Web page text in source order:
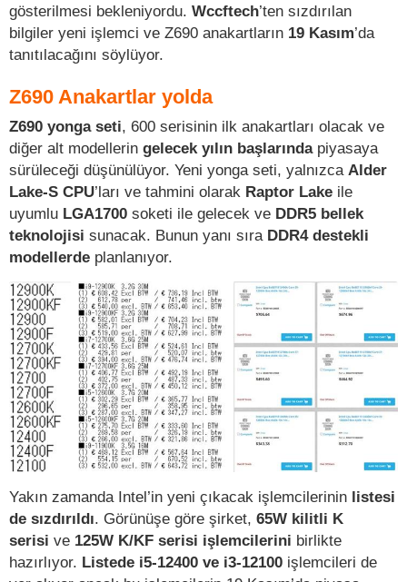
gösterilmesi bekleniyordu. Wccftech’ten sızdırılan
bilgiler yeni işlemci ve Z690 anakartların 19 Kasım’da
tanıtılacağını söylüyor.
Z690 Anakartlar yolda
Z690 yonga seti, 600 serisinin ilk anakartları olacak ve
diğer alt modellerin gelecek yılın başlarındapiyasaya
sürüleceği düşünülüyor. Yeni yonga seti, yalnızca Alder
Lake-S CPU’ları ve tahmini olarak Raptor Lake ile
uyumlu LGA1700 soketi ile gelecek ve DDR5 bellek
teknolojisi sunacak. Bunun yanı sıra DDR4 destekli
modellerde planlanıyor.
Yakın zamanda Intel’in yeni çıkacak işlemcilerinin listesi
de sızdırıldı. Görünüşe göre şirket, 65W kilitli K
serisi ve 125W K/KF serisi işlemcilerini birlikte
hazırlıyor. Listede i5-12400 ve i3-12100 işlemcileri de